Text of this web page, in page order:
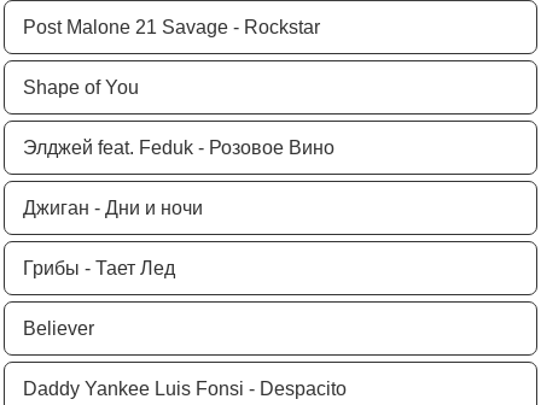
Post Malone 21 Savage - Rockstar
Shape of You
Элджей feat. Feduk - Розовое Вино
Джиган - Дни и ночи
Грибы - Тает Лед
Believer
Daddy Yankee Luis Fonsi - Despacito